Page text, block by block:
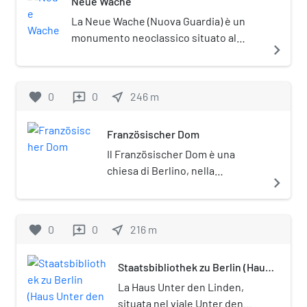
Nel 1927 è stata insignita del titolo
di basilica minore. È posta sotto
tutela monumentale
La Neue Wache (Nuova Guardia) è un
monumento neoclassico situato al
navigate_next
favorite 0 reviews 0 near_me 246 m
Französischer Dom
Il Französischer Dom è una
chiesa di Berlino, nella
per la comunità degli Ugonotti
Fontainebleau, trovarono rifugio
durante la seconda guerra
mondiale, fu ricostruita nel
1978–83. La cupola fu costruita
navigate_next
favorite 0 reviews 0 near_me 216 m
Staatsbibliothek zu Berlin (Haus
La Haus Unter den Linden,
situata nel viale Unter den